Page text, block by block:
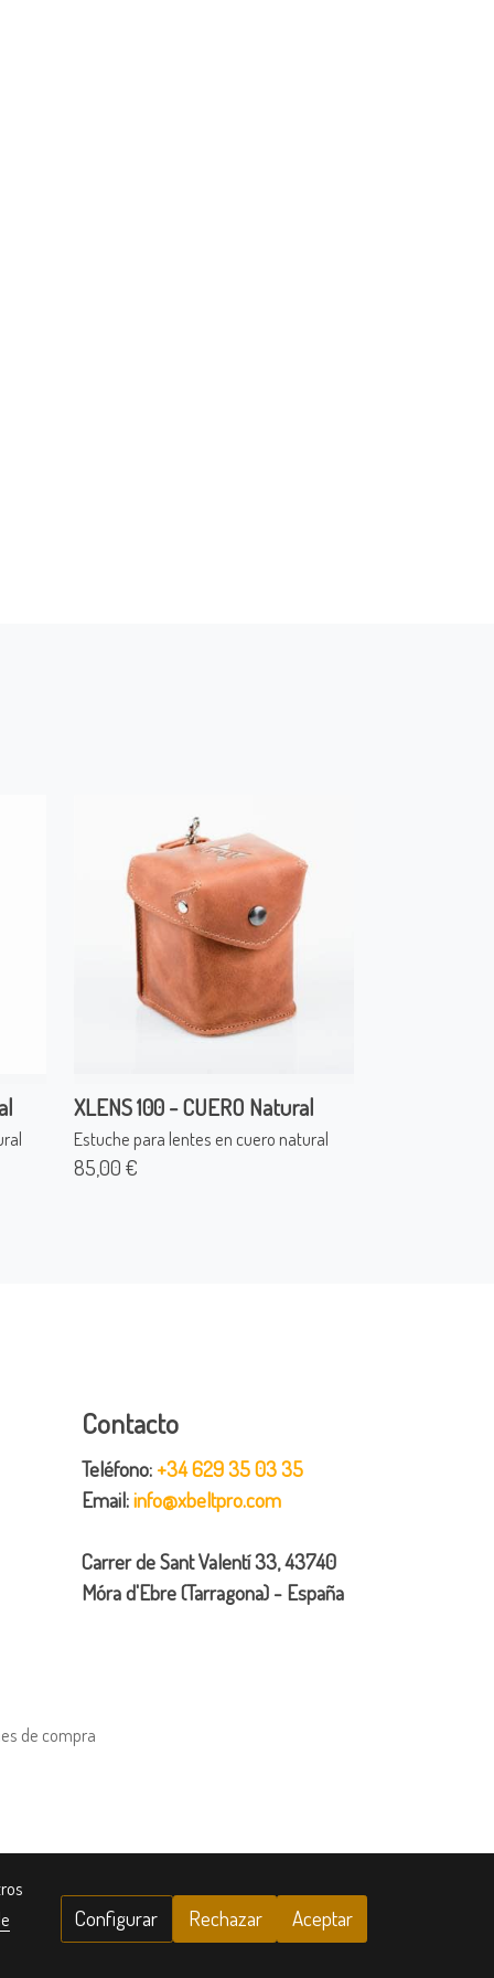
XLENS 100 - CUERO Natural
Estuche para lentes en cuero natural
85,00 €
Contacto
Teléfono: +34 629 35 03 35
Email:info@xbeltpro.com
Carrer de Sant Valentí 33, 43740
Móra d'Ebre (Tarragona) - España
de compra
Configurar Rechazar Aceptar